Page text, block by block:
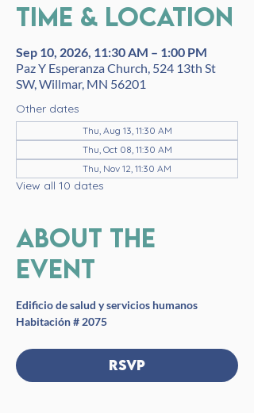
Time & Location
Sep 10, 2026, 11:30 AM – 1:00 PM
Paz Y Esperanza Church, 524 13th St
SW, Willmar, MN 56201
Other dates
Thu, Aug 13, 11:30 AM
Thu, Oct 08, 11:30 AM
Thu, Nov 12, 11:30 AM
View all 10 dates
About the
event
Edificio de salud y servicios humanos
Habitación # 2075
RSVP